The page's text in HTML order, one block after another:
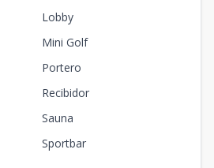
Lobby
Mini Golf
Portero
Recibidor
Sauna
Sportbar